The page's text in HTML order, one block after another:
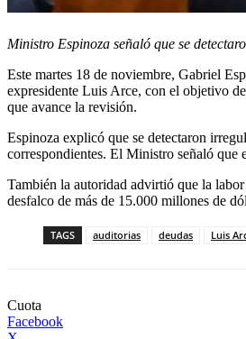
Ministro Espinoza señaló que se
Este martes 18 de noviembre, Gabriel
expresidente Luis Arce, con el objetivo
que avance la revisión.
Espinoza explicó que se detectaron
correspondientes. El Ministro señaló que
También la autoridad advirtió que la
desfalco de más de 15.000 millones de
TAGS auditorias deudas Luis
Cuota
Facebook